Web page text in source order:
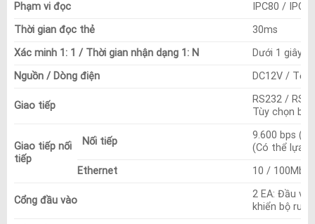
Phạm vi đọc
IPC80 /
Thời gian đọc thẻ
30ms
Xác minh 1: 1 / Thời gian nhận dạng 1: N
Dưới 1 giây /
Nguồn / Dòng điện
DC12V / Tối
Giao tiếp
RS232 /
Tùy chọn bộ
Giao tiếp nối
tiếp
Nối tiếp
9.600 bps
(Có thể lựa
Ethernet
10 / 100Mbps
Cổng đầu vào
2 EA: Đầu
khiển bộ